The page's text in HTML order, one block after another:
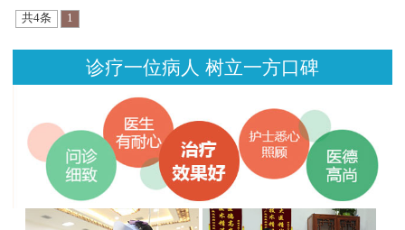
共4条 1
诊疗一位病人 树立一方口碑